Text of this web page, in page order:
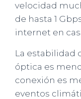
velocidad
de hasta 1
internet en
La estabilidad
óptica es
conexión es
eventos